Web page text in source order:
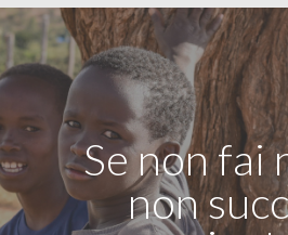
Se non fai
non